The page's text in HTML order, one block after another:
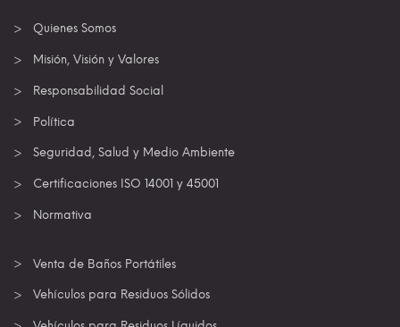
Quienes Somos
Misión, Visión y Valores
Responsabilidad Social
Política
Seguridad, Salud y Medio Ambiente
Certificaciones ISO 14001 y 45001
Normativa
Venta de Baños Portátiles
Vehículos para Residuos Sólidos